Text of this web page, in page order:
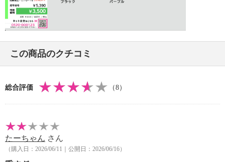
この商品のクチコミ
総合評価 （8）
たーちゃん さん
（購入日：2026/06/11｜公開日：2026/06/16）